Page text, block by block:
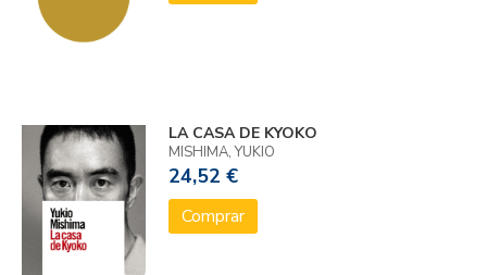
LA CASA DE KYOKO
MISHIMA, YUKIO
24,52 €
Comprar